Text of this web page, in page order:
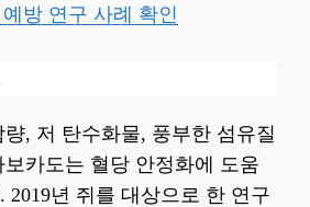
방 연구 사례 확인
, 저 탄수화물, 풍부한 섬유질
카도는 혈당 안정화에 도움
2019년 쥐를 대상으로 한 연구